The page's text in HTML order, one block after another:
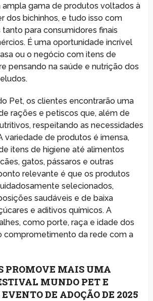
gama de produtos voltados à
dos bichinhos, e tudo isso com
para consumidores finais
É uma oportunidade incrível
ou o negócio com itens de
pensando na saúde e nutrição dos
Pet, os clientes encontrarão uma
rações e petiscos que, além de
respeitando as necessidades
variedade de produtos é imensa,
itens de higiene até alimentos
gatos, pássaros e outras
relevante é que os produtos
selecionados,
saudáveis e de baixa
e aditivos químicos. A
como porte, raça e idade dos
comprometimento da rede com a
PROMOVE MAIS UMA
MUNDO PET E
DE ADOÇÃO DE 2025